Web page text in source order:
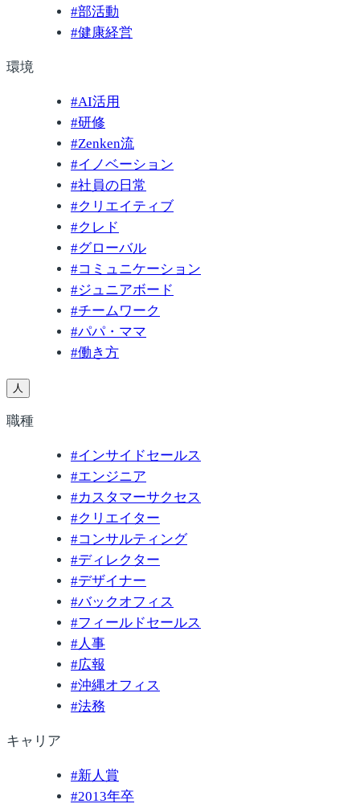
#部活動
#健康経営
環境
#AI活用
#研修
#Zenken流
#イノベーション
#社員の日常
#クリエイティブ
#クレド
#グローバル
#コミュニケーション
#ジュニアボード
#チームワーク
#パパ・ママ
#働き方
人
職種
#インサイドセールス
#エンジニア
#カスタマーサクセス
#クリエイター
#コンサルティング
#ディレクター
#デザイナー
#バックオフィス
#フィールドセールス
#人事
#広報
#沖縄オフィス
#法務
キャリア
#新人賞
#2013年卒